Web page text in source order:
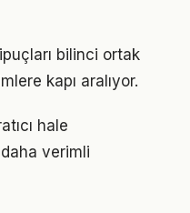
bilinci ortak
kapı aralıyor.
hale
verimli